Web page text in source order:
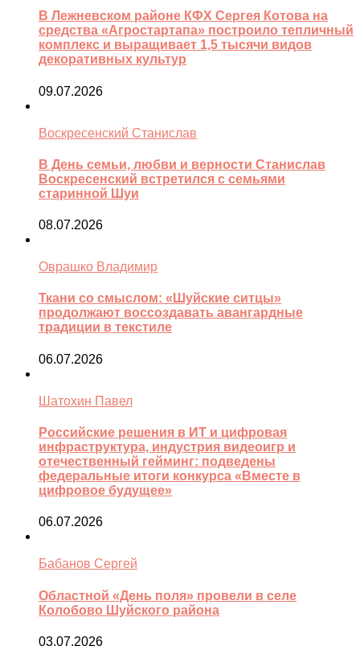
В Лежневском районе КФХ Сергея Котова на
средства «Агростартапа» построило тепличный
комплекс и выращивает 1,5 тысячи видов
декоративных культур
09.07.2026
Воскресенский Станислав
В День семьи, любви и верности Станислав
Воскресенский встретился с семьями
старинной Шуи
08.07.2026
Оврашко Владимир
Ткани со смыслом: «Шуйские ситцы»
продолжают воссоздавать авангардные
традиции в текстиле
06.07.2026
Шатохин Павел
Российские решения в ИТ и цифровая
инфраструктура, индустрия видеоигр и
отечественный гейминг: подведены
федеральные итоги конкурса «Вместе в
цифровое будущее»
06.07.2026
Бабанов Сергей
Областной «День поля» провели в селе
Колобово Шуйского района
03.07.2026